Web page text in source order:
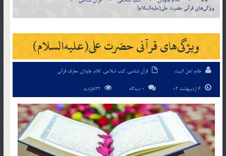
ويژگی‌های قرآنی حضرت علی(عليه‌السلام)
ويژگی‌های قرآنی حضرت علی(عليه‌السلام)
خادم اهل البیت قرآن شناسی,کتب اسلامی,کلام جاودان, معارف قرآنی
0 دیدگاه